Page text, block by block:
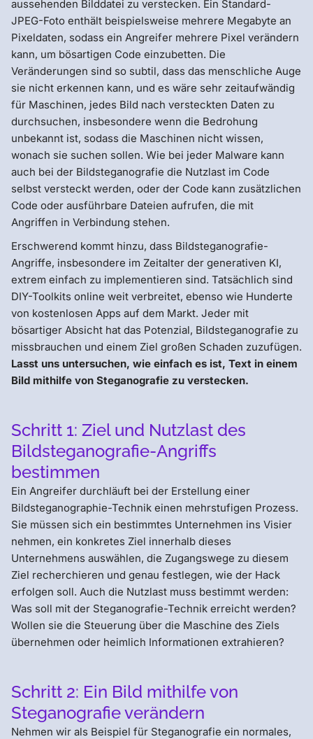
aussehenden Bilddatei zu verstecken. Ein Standard-
JPEG-Foto enthält beispielsweise mehrere Megabyte an
Pixeldaten, sodass ein Angreifer mehrere Pixel verändern
kann, um bösartigen Code einzubetten. Die
Veränderungen sind so subtil, dass das menschliche Auge
sie nicht erkennen kann, und es wäre sehr zeitaufwändig
für Maschinen, jedes Bild nach versteckten Daten zu
durchsuchen, insbesondere wenn die Bedrohung
unbekannt ist, sodass die Maschinen nicht wissen,
wonach sie suchen sollen. Wie bei jeder Malware kann
auch bei der Bildsteganografie die Nutzlast im Code
selbst versteckt werden, oder der Code kann zusätzlichen
Code oder ausführbare Dateien aufrufen, die mit
Angriffen in Verbindung stehen.
Erschwerend kommt hinzu, dass Bildsteganografie-
Angriffe, insbesondere im Zeitalter der generativen KI,
extrem einfach zu implementieren sind. Tatsächlich sind
DIY-Toolkits online weit verbreitet, ebenso wie Hunderte
von kostenlosen Apps auf dem Markt. Jeder mit
bösartiger Absicht hat das Potenzial, Bildsteganografie zu
missbrauchen und einem Ziel großen Schaden zuzufügen.
Lasst uns untersuchen, wie einfach es ist, Text in einem
Bild mithilfe von Steganografie zu verstecken.
Schritt 1: Ziel und Nutzlast des
Bildsteganografie-Angriffs
bestimmen
Ein Angreifer durchläuft bei der Erstellung einer
Bildsteganographie-Technik einen mehrstufigen Prozess.
Sie müssen sich ein bestimmtes Unternehmen ins Visier
nehmen, ein konkretes Ziel innerhalb dieses
Unternehmens auswählen, die Zugangswege zu diesem
Ziel recherchieren und genau festlegen, wie der Hack
erfolgen soll. Auch die Nutzlast muss bestimmt werden:
Was soll mit der Steganografie-Technik erreicht werden?
Wollen sie die Steuerung über die Maschine des Ziels
übernehmen oder heimlich Informationen extrahieren?
Schritt 2: Ein Bild mithilfe von
Steganografie verändern
Nehmen wir als Beispiel für Steganografie ein normales,